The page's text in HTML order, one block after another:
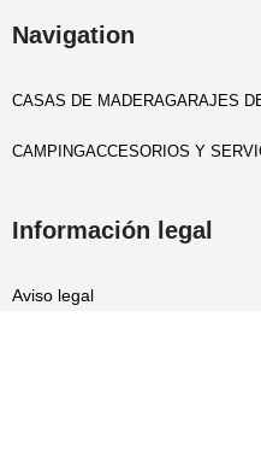
Navigation
CASAS DE MADERAGARAJES
CAMPINGACCESORIOS Y
Información legal
Aviso legal